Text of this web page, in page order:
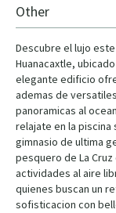
Other
Descubre el lujo
Huanacaxtle,
elegante edificio
ademas de
panoramicas al
relajate en la
gimnasio de ultima
pesquero de La
actividades al aire
quienes buscan un
sofisticacion con